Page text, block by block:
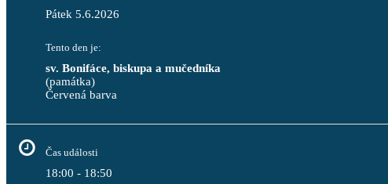
Pátek 5.6.2026
Tento den je:
sv. Bonifáce, biskupa a mučedníka
(památka)
Červená barva
Čas události
18:00 - 18:50